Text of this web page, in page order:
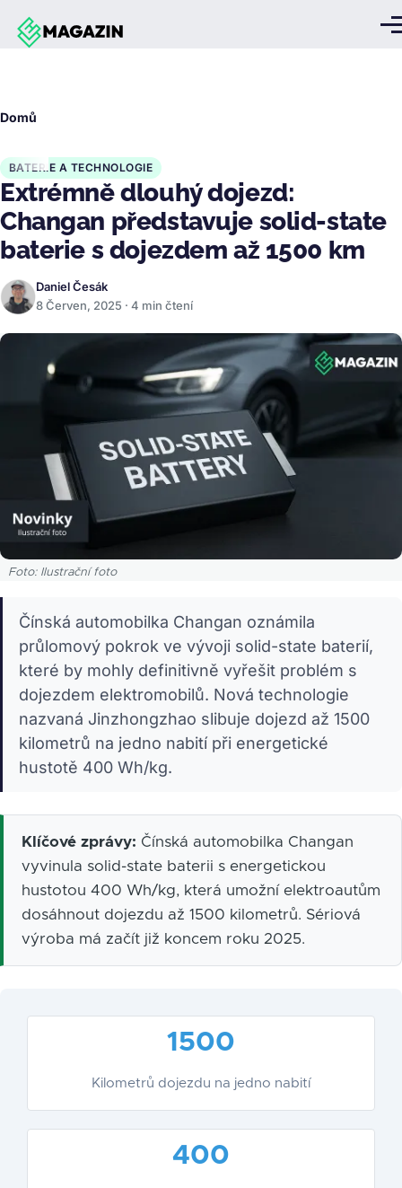
Přejít k hlavnímu obsahu
Domů
BATERIE A TECHNOLOGIE
Extrémně dlouhý dojezd:
Changan představuje solid-state
baterie s dojezdem až 1500 km
Daniel Česák
8 Červen, 2025 · 4 min čtení
Foto: Ilustrační foto
Čínská automobilka Changan oznámila
průlomový pokrok ve vývoji solid-state baterií,
které by mohly definitivně vyřešit problém s
dojezdem elektromobilů. Nová technologie
nazvaná Jinzhongzhao slibuje dojezd až 1500
kilometrů na jedno nabití při energetické
hustotě 400 Wh/kg.
Klíčové zprávy: Čínská automobilka Changan
vyvinula solid-state baterii s energetickou
hustotou 400 Wh/kg, která umožní elektroautům
dosáhnout dojezdu až 1500 kilometrů. Sériová
výroba má začít již koncem roku 2025.
1500
Kilometrů dojezdu na jedno nabití
400